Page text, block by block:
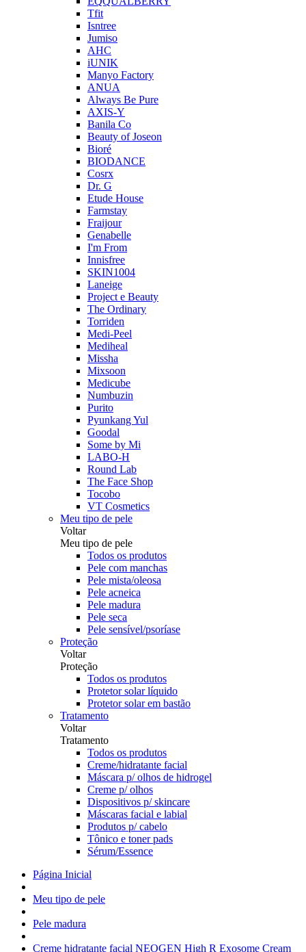
Tfit
Isntree
Jumiso
AHC
iUNIK
Manyo Factory
ANUA
Always Be Pure
AXIS-Y
Banila Co
Beauty of Joseon
Bioré
BIODANCE
Cosrx
Dr. G
Etude House
Farmstay
Fraijour
Genabelle
I'm From
Innisfree
SKIN1004
Laneige
Project e Beauty
The Ordinary
Torriden
Medi-Peel
Mediheal
Missha
Mixsoon
Medicube
Numbuzin
Purito
Pyunkang Yul
Goodal
Some by Mi
LABO-H
Round Lab
The Face Shop
Tocobo
VT Cosmetics
Meu tipo de pele
Voltar
Meu tipo de pele
Todos os produtos
Pele com manchas
Pele mista/oleosa
Pele acneica
Pele madura
Pele seca
Pele sensível/psoríase
Proteção
Voltar
Proteção
Todos os produtos
Protetor solar líquido
Protetor solar em bastão
Tratamento
Voltar
Tratamento
Todos os produtos
Creme/hidratante facial
Máscara p/ olhos de hidrogel
Creme p/ olhos
Dispositivos p/ skincare
Máscaras facial e labial
Produtos p/ cabelo
Tônico e toner pads
Sérum/Essence
Página Inicial
Meu tipo de pele
Pele madura
Creme hidratante facial NEOGEN High R Exosome Cream